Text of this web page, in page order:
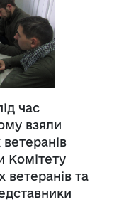
час
взяли
Комітету
ветеранів та